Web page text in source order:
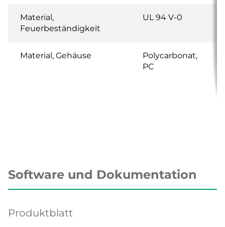
Material,
Feuerbeständigkeit
UL 94 V-0
Material, Gehäuse
Polycarbonat,
PC
Software und Dokumentation
Produktblatt